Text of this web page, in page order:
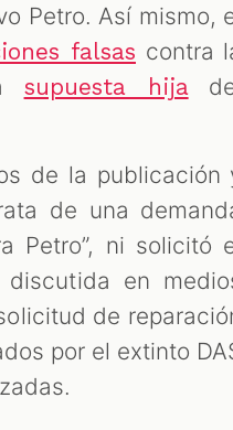
Petro. Así mismo,
falsas contra
supuesta hija
de la publicación
de una
Petro”, ni solicitó
en
de
por el extinto